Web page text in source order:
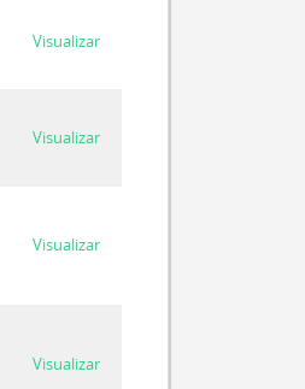
Visualizar
Visualizar
Visualizar
Visualizar